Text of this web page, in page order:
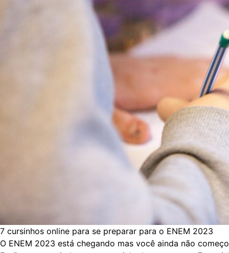
7 cursinhos online para se preparar para o ENEM 2023
O ENEM 2023 está chegando mas você ainda não